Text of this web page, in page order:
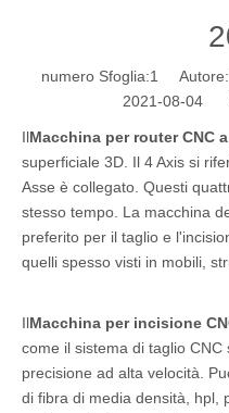
numero Sfoglia:1
2021-08-04
IlMacchina per router CNC
superficiale 3D. Il 4 Axis si
Asse è collegato. Questi
stesso tempo. La macchina
preferito per il taglio e
quelli spesso visti in mobili,
IlMacchina per incisione
come il sistema di taglio
precisione ad alta velocità.
di fibra di media densità, hpl,